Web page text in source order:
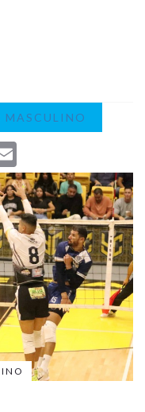
MASCULINO